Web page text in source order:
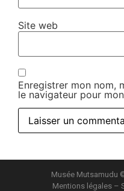
Site web
Enregistrer mon nom,
le navigateur pour
Musée Mutsamudu
Mentions légales–